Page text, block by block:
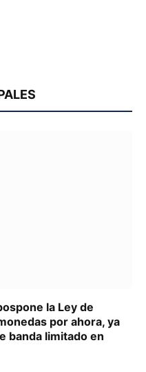
la Ley de
por ahora, ya
banda limitado en